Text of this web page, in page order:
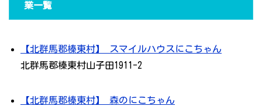
業一覧
【北群馬郡榛東村】 スマイルハウスにこちゃん
北群馬郡榛東村山子田1911-2
【北群馬郡榛東村】 森のにこちゃん